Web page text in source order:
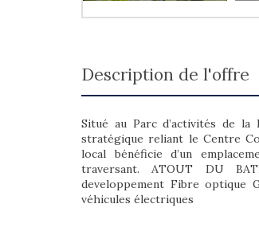
description de l'offre
Situé au Parc d’activités de la
stratégique reliant le Centre
local bénéficie d’un
traversant. ATOUT DU
developpement Fibre optique
véhicules électriques